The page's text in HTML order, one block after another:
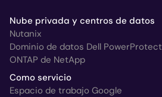
Nube privada y centros de datos
Nutanix
Dominio de datos Dell PowerProtect
ONTAP de NetApp
Como servicio
Espacio de trabajo Google